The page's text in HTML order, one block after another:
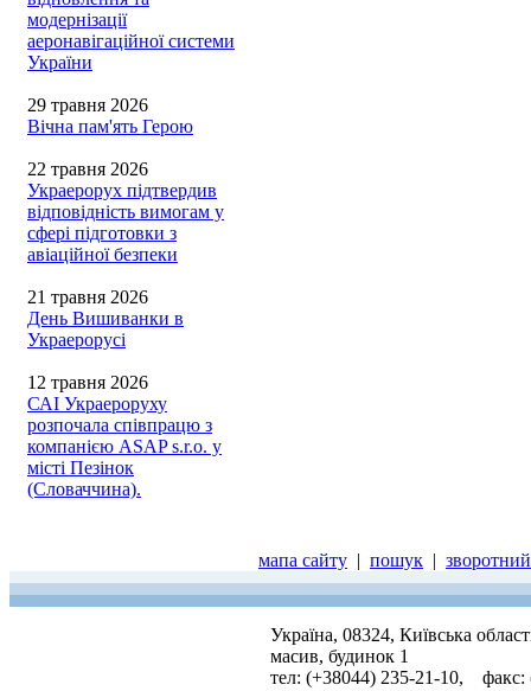
модернізації
аеронавігаційної системи
України
29 травня 2026
Вічна пам'ять Герою
22 травня 2026
Украерорух підтвердив
відповідність вимогам у
сфері підготовки з
авіаційної безпеки
21 травня 2026
День Вишиванки в
Украерорусі
12 травня 2026
САІ Украероруху
розпочала співпрацю з
компанією ASAP s.r.o. у
місті Пезінок
(Словаччина).
мапа сайту | пошук |
Україна, 08324, Київська
масив, будинок 1
тел: (+38044) 235-21-10, факс: